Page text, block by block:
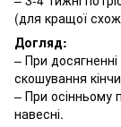
(для кращої
Догляд:
– При
скошування
– При осінньому
навесні.